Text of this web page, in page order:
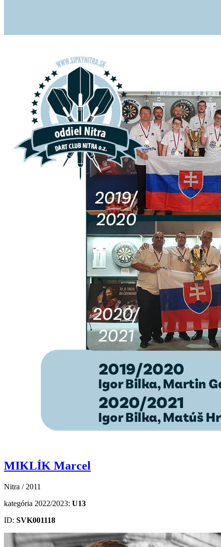
MIKLÍK Marcel
Nitra / 2011
kategória 2022/2023: U13
ID: SVK001118